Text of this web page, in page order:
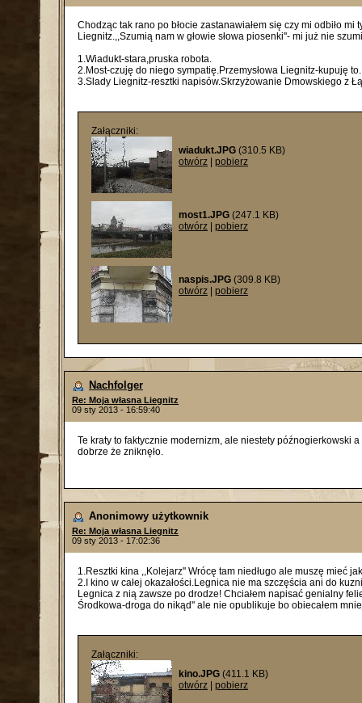
Chodząc tak rano po błocie zastanawiałem się czy mi odbiło
Liegnitz.,,Szumią nam w głowie słowa piosenki''- mi już nie
1.Wiadukt-stara,pruska robota.
2.Most-czuję do niego sympatię.Przemysłowa Liegnitz-kupuję to.
3.Slady Liegnitz-resztki napisów.Skrzyżowanie Dmowskiego z
Załączniki:
wiadukt.JPG (310.5 KB)
otwórz
pobierz
most1.JPG (247.1 KB)
otwórz
pobierz
naspis.JPG (309.8 KB)
otwórz
pobierz
Nachfolger
Re: Moja własna Liegnitz
09 sty 2013 - 16:59:40
Te kraty to faktycznie modernizm, ale niestety późnogierkowski
dobrze że zniknęło.
Anonimowy użytkownik
Re: Moja własna Liegnitz
09 sty 2013 - 17:02:36
1.Resztki kina ,,Kolejarz'' Wrócę tam niedługo ale muszę mieć
2.I kino w całej okazałości.Legnica nie ma szczęścia ani do
Legnica z nią zawsze po drodze! Chciałem napisać genialny
Środkowa-droga do nikąd'' ale nie opublikuje bo obiecałem
Załączniki:
kino.JPG (411.1 KB)
otwórz
pobierz